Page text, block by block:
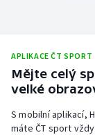
Rychlobruslení
Rychlostní
Short track
APLIKACE ČT SPORT
Mějte celý
velké
S mobilní aplikací,
máte ČT sport